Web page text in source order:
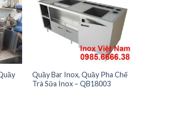
Quầy Bar Inox, Quầy Pha Chế
Trà Sữa Inox – QB18003